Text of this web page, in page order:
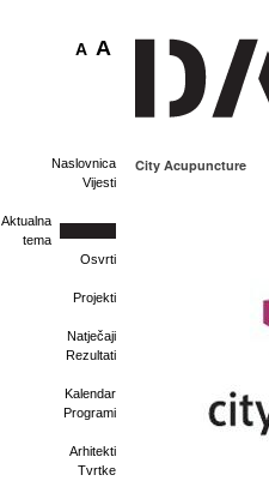
A A
Naslovnica
Vijesti
Aktualna
tema
Osvrti
Projekti
Natječaji
Rezultati
Kalendar
Programi
Arhitekti
Tvrtke
City Acupuncture